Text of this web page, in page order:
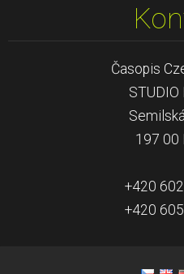
Časopis
STUDIO
197 00
+420
+420